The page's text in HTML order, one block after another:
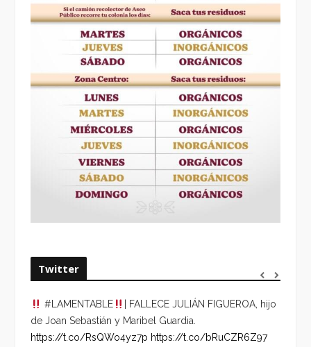
Twitter
#LAMENTABLE
| FALLECE JULIÁN FIGUEROA, hijo
de Joan Sebastián y Maribel Guardia.
https://t.co/RsQWo4yz7p https://t.co/bRuCZR6Z97